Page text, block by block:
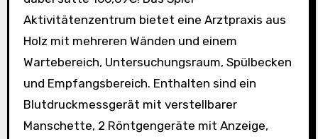
Aktivitätenzentrum bietet eine Arztpraxis aus
Holz mit mehreren Wänden und einem
Wartebereich, Untersuchungsraum, Spülbecken
und Empfangsbereich. Enthalten sind ein
Blutdruckmessgerät mit verstellbarer
Manschette, 2 Röntgengeräte mit Anzeige,